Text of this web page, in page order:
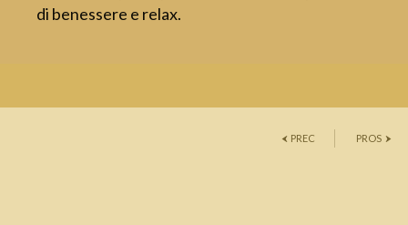
di benessere e relax.
PREC PROS